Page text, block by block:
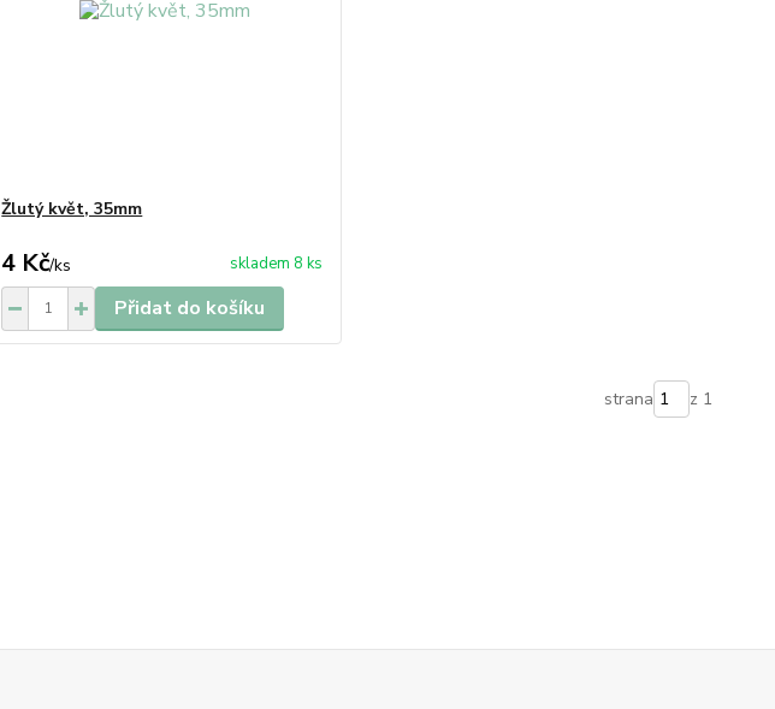
Žlutý květ, 35mm
4 Kč/ks skladem 8 ks
Přidat do košíku
strana z 1